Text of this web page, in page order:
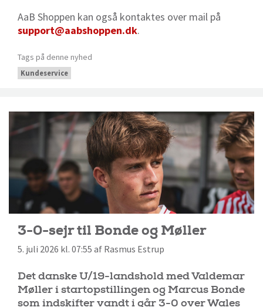
AaB Shoppen kan også kontaktes over mail på
support@aabshoppen.dk.
Tags på denne nyhed
Kundeservice
3-0-sejr til Bonde og Møller
5. juli 2026 kl. 07:55 af Rasmus Estrup
Det danske U/19-landshold med Valdemar
Møller i startopstillingen og Marcus Bonde
som indskifter vandt i går 3-0 over Wales